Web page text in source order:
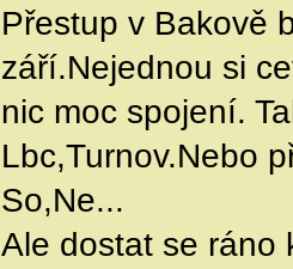
Přestup v Bakově
září.Nejednou si
nic moc spojení.
Lbc,Turnov.Nebo
So,Ne...
Ale dostat se ráno